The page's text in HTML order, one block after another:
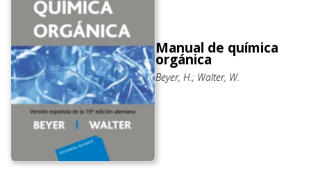
Manual de química
orgánica
Beyer, H.; Walter, W.